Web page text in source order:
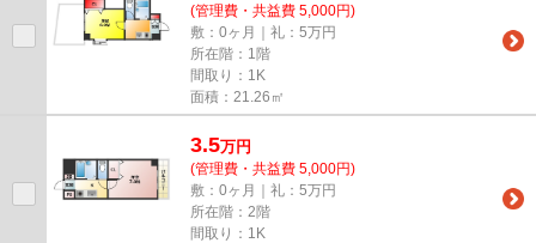
(管理費・共益費 5,000円)
敷：0ヶ月｜礼：5万円
所在階：1階
間取り：1K
面積：21.26㎡
3.5万円
(管理費・共益費 5,000円)
敷：0ヶ月｜礼：5万円
所在階：2階
間取り：1K